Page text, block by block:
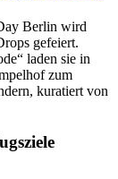
Berlin wird
gefeiert.
laden sie in
zum
kuratiert von